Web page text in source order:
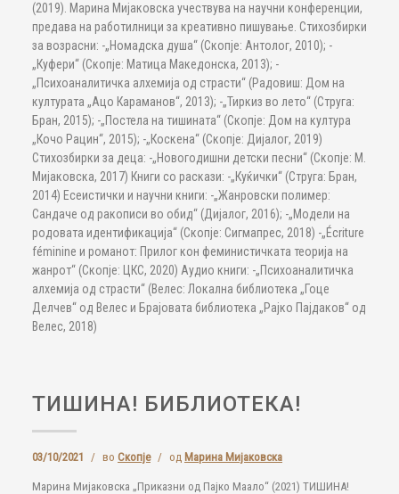
(2019). Марина Мијаковска учествува на научни конференции,
предава на работилници за креативно пишување. Стихозбирки
за возрасни: -„Номадска душа“ (Скопје: Антолог, 2010); -
„Куфери“ (Скопје: Матица Македонска, 2013); -
„Психоаналитичка алхемија од страсти“ (Радовиш: Дом на
културата „Ацо Караманов“, 2013); -„Тиркиз во лето“ (Струга:
Бран, 2015); -„Постела на тишината“ (Скопје: Дом на култура
„Кочо Рацин“, 2015); -„Коскена“ (Скопје: Дијалог, 2019)
Стихозбирки за деца: -„Новогодишни детски песни“ (Скопје: М.
Мијаковска, 2017) Книги со раскази: -„Куќички“ (Струга: Бран,
2014) Есеистички и научни книги: -„Жанровски полимер:
Сандаче од ракописи во обид“ (Дијалог, 2016); -„Модели на
родовата идентификација“ (Скопје: Сигмапрес, 2018) -„Écriture
féminine и романот: Прилог кон феминистичката теорија на
жанрот“ (Скопје: ЦКС, 2020) Аудио книги: -„Психоаналитичка
алхемија од страсти“ (Велес: Локална библиотека „Гоце
Делчев“ од Велес и Брајовата библиотека „Рајко Пајдаков“ од
Велес, 2018)
ТИШИНА! БИБЛИОТЕКА!
03/10/2021 / во Скопје / од Марина Мијаковска
Марина Мијаковска „Приказни од Пајко Маало“ (2021) ТИШИНА!